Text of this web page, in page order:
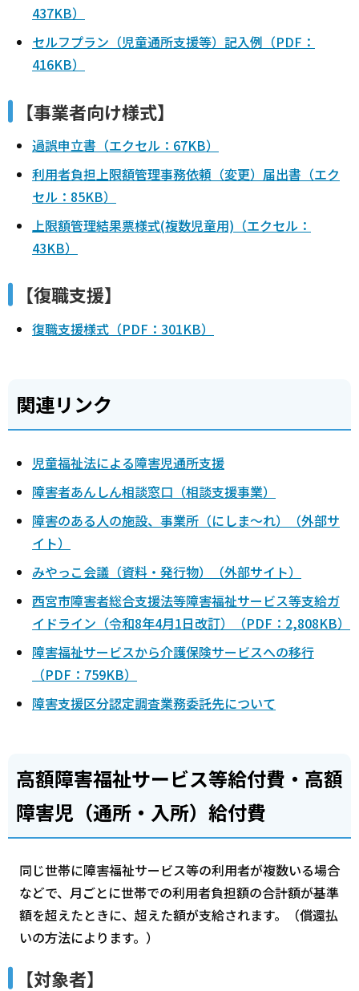
437KB）
セルフプラン（児童通所支援等）記入例（PDF：
416KB）
【事業者向け様式】
過誤申立書（エクセル：67KB）
利用者負担上限額管理事務依頼（変更）届出書（エク
セル：85KB）
上限額管理結果票様式(複数児童用)（エクセル：
43KB）
【復職支援】
復職支援様式（PDF：301KB）
関連リンク
児童福祉法による障害児通所支援
障害者あんしん相談窓口（相談支援事業）
障害のある人の施設、事業所（にしま～れ）（外部サ
イト）
みやっこ会議（資料・発行物）（外部サイト）
西宮市障害者総合支援法等障害福祉サービス等支給ガ
イドライン（令和8年4月1日改訂）（PDF：2,808KB）
障害福祉サービスから介護保険サービスへの移行
（PDF：759KB）
障害支援区分認定調査業務委託先について
高額障害福祉サービス等給付費・高額
障害児（通所・入所）給付費
同じ世帯に障害福祉サービス等の利用者が複数いる場合
などで、月ごとに世帯での利用者負担額の合計額が基準
額を超えたときに、超えた額が支給されます。（償還払
いの方法によります。）
【対象者】